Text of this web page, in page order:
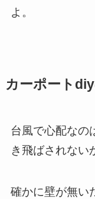
よ。
カーポート
台風で心配なの
き飛ばされない
確かに壁が無い